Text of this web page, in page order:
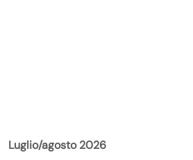
Luglio/agosto 2026